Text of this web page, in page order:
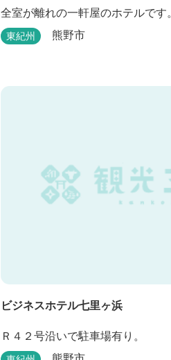
全室が離れの一軒屋のホテルです。
東紀州 熊野市
ビジネスホテル七里ヶ浜
Ｒ４２号沿いで駐車場有り。